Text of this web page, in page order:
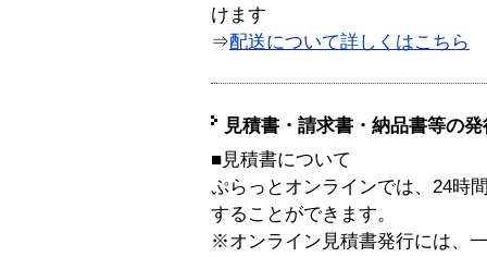
けます
⇒配送について詳しくはこちら
見積書・請求書・納品書等の
■見積書について
ぷらっとオンラインでは、24時
することができます。
※オンライン見積書発行には、